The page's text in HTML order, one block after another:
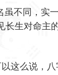
虽不同，实
长生对命主
这么说，八